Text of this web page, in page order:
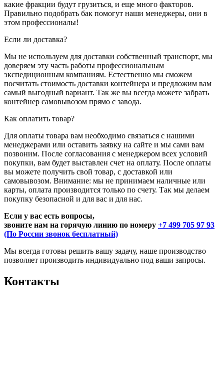
какие фракции будут грузиться, и еще много факторов.
Правильно подобрать бак помогут наши менеджеры, они в
этом профессионалы!
Если ли доставка?
Мы не используем для доставки собственный транспорт, мы
доверяем эту часть работы профессиональным
экспедиционным компаниям. Естественно мы сможем
посчитать стоимость доставки контейнера и предложим вам
самый выгодный вариант. Так же вы всегда можете забрать
контейнер самовывозом прямо с завода.
Как оплатить товар?
Для оплаты товара вам необходимо связаться с нашими
менеджерами или оставить заявку на сайте и мы сами вам
позвоним. После согласования с менеджером всех условий
покупки, вам будет выставлен счет на оплату. После оплаты
вы можете получить свой товар, с доставкой или
самовывозом. Внимание: мы не принимаем наличные или
карты, оплата производится только по счету. Так мы делаем
покупку безопасной и для вас и для нас.
Если у вас есть вопросы,
звоните нам на горячую линию по номеру +7 499 705 97 93
(По России звонок бесплатный)
Мы всегда готовы решить вашу задачу, наше производство
позволяет производить индивидуально под ваши запросы.
Контакты